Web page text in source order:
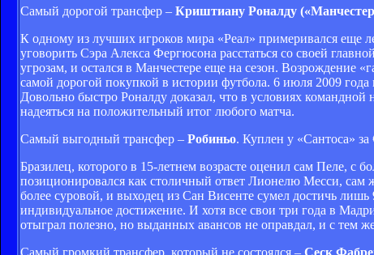
Самый дорогой трансфер – Криштиану Роналду
К одному из лучших игроков мира «Реал» примеривался еще
уговорить Сэра Алекса Фергюсона расстаться со своей
угрозам, и остался в Манчестере еще на сезон. Возрождение
самой дорогой покупкой в истории футбола. 6 июля 2009
Довольно быстро Роналду доказал, что в условиях
надеяться на положительный итог любого матча.
Самый выгодный трансфер – Робиньо. Куплен у «Сантоса»
Бразилец, которого в 15-летнем возрасте оценил сам Пеле, с
позиционировался как столичный ответ Лионелю Месси, сам
более суровой, и выходец из Сан Висенте сумел достичь
индивидуальное достижение. И хотя все свои три года в
отыграл полезно, но выданных авансов не оправдал, и с тем
Самый громкий трансфер, который не состоялся – Сеск